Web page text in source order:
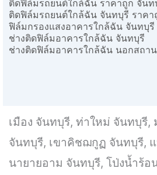
ติดฟิล์มรถยนต์ใกล้ฉัน ราคาถูก จันท
ติดฟิล์มรถยนต์ใกล้ฉัน จันทบุรี ราคา
ฟิล์มกรองแสงอาคารใกล้ฉัน จันทบุรี
ช่างติดฟิล์มอาคารใกล้ฉัน จันทบุรี
ช่างติดฟิล์มอาคารใกล้ฉัน นอกสถา
เมือง จันทบุรี, ท่าใหม่ จันทบุรี,
จันทบุรี, เขาคิชฌกูฏ จันทบุรี,
นายายอาม จันทบุรี, โป่งน้ำร้อ